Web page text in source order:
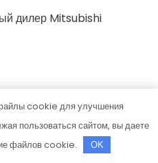
дилер Mitsubishi
cookie для улучшения
пользоваться сайтом, вы даете
файлов cookie.
OK